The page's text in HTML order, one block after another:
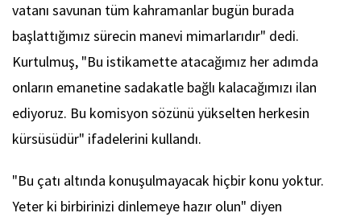
vatanı savunan tüm kahramanlar bugün burada
başlattığımız sürecin manevi mimarlarıdır" dedi.
Kurtulmuş, "Bu istikamette atacağımız her adımda
onların emanetine sadakatle bağlı kalacağımızı ilan
ediyoruz. Bu komisyon sözünü yükselten herkesin
kürsüsüdür" ifadelerini kullandı.
"Bu çatı altında konuşulmayacak hiçbir konu yoktur.
Yeter ki birbirinizi dinlemeye hazır olun" diyen